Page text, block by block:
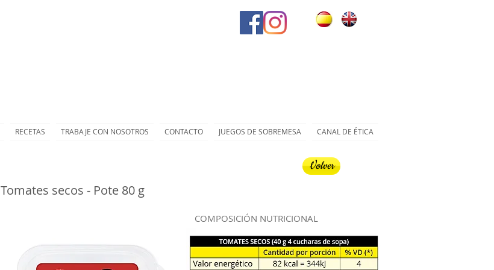
RECETAS TRABAJE CON NOSOTROS CONTACTO JUEGOS DE SOBREMESA CANAL DE ÉTICA
Volver
Tomates secos - Pote 80 g
COMPOSICIÓN NUTRICIONAL